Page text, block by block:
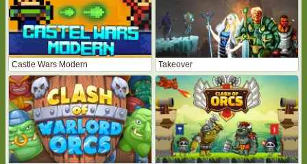
Castle Wars Modern Takeover